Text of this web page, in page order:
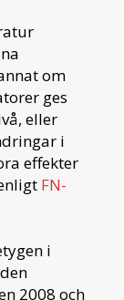
om
ges
eller
i
effekter
FN-
i
2008 och